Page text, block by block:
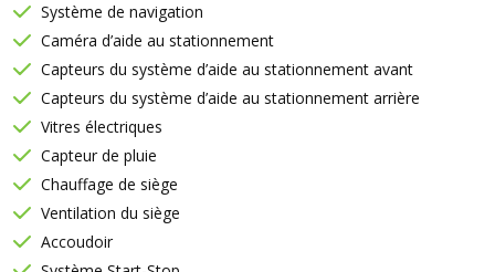
Système de navigation
Caméra d’aide au stationnement
Capteurs du système d’aide au stationnement avant
Capteurs du système d’aide au stationnement arrière
Vitres électriques
Capteur de pluie
Chauffage de siège
Ventilation du siège
Accoudoir